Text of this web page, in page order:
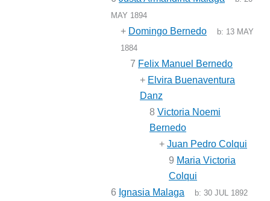
MAY 1894
+ Domingo Bernedo b: 13 MAY
1884
7 Felix Manuel Bernedo
+ Elvira Buenaventura
Danz
8 Victoria Noemi
Bernedo
+ Juan Pedro Colqui
9 Maria Victoria
Colqui
6 Ignasia Malaga b:30 JUL 1892